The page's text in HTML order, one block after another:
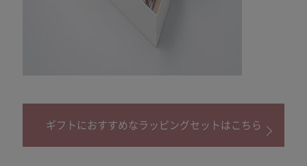
ギフトにおすすめなラッピングセットはこちら